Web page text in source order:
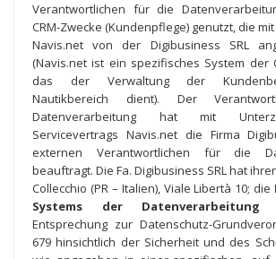
Verantwortlichen für die
CRM-Zwecke (Kundenpflege) genutzt, die
Navis.net von der Digibusiness SRL
(Navis.net ist ein spezifisches System der
das der Verwaltung der
Nautikbereich dient). Der
Datenverarbeitung hat mit
Servicevertrags Navis.net die Firma
externen Verantwortlichen für die
beauftragt. Die Fa. Digibusiness SRL hat
Collecchio (PR – Italien), Viale Libertà 10; die
Systems der Datenverarbeitung
Entsprechung zur Datenschutz-
679 hinsichtlich der Sicherheit und des